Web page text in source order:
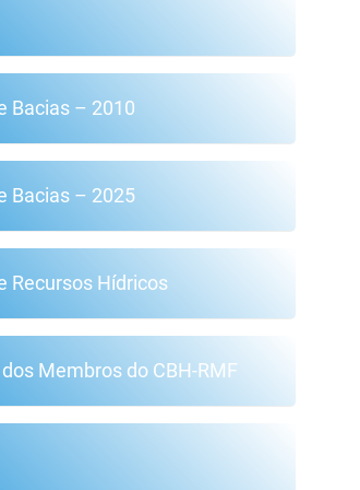
Bacias – 2010
Bacias – 2025
Recursos Hídricos
Membros do CBH-RMF